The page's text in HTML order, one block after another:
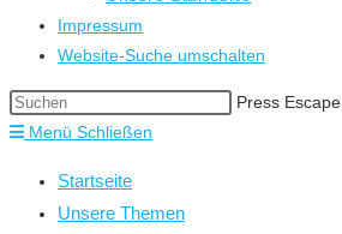
Impressum
Website-Suche umschalten
Press
Menü Schließen
Startseite
Unsere Themen